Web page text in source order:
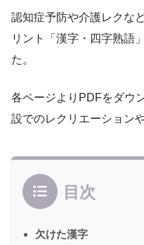
認知症予防や介護レクな
リント「漢字・四字熟語
た。
各ページよりPDFをダウ
設でのレクリエーション
目次
欠けた漢字